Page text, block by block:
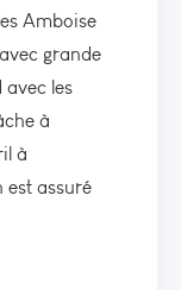
Amboise
grande
les
à
à
est assuré